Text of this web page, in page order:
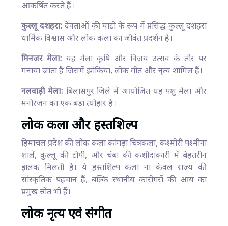
आकर्षित करते हैं।
कुल्लू दशहरा: देवताओं की घाटी के रूप में प्रसिद्ध कुल्लू दशहरा
धार्मिक विश्वास और लोक कला का जीवंत प्रदर्शन है।
मिनजर मेला: यह मेला कृषि और विजय उत्सव के तौर पर
मनाया जाता है जिसमें झांकियां, लोक गीत और नृत्य शामिल हैं।
नलवाड़ी मेला: बिलासपुर जिले में आयोजित यह पशु मेला और
मनोरंजन का एक बड़ा त्योहार है।
लोक कला और हस्तशिल्प
हिमाचल प्रदेश की लोक कला कांगड़ा चित्रकला, कश्मीरी पश्मीना
शालें, कुल्लू की टोपी, और चंबा की कशीदाकारी में बेहतरीन
झलक मिलती है। ये हस्तशिल्प कला ना केवल राज्य की
सांस्कृतिक पहचान हैं, बल्कि स्थानीय कारीगरों की आय का
प्रमुख स्रोत भी हैं।
लोक नृत्य एवं संगीत